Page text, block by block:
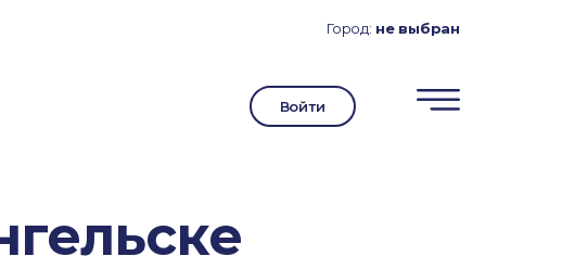
Город: не выбран
Войти